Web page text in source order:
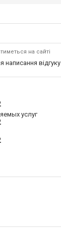
на сайті
написання відгуку
услуг